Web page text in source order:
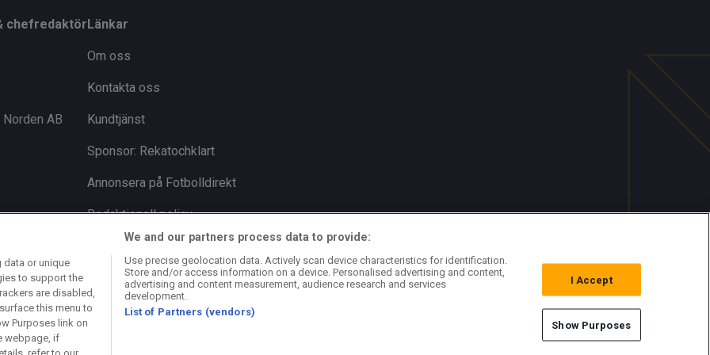
chefredaktör
AB
Länkar
Om oss
Kontakta oss
Kundtjänst
Sponsor: Rekatochklart
Annonsera på Fotbolldirekt
Redaktionell policy
Personuppgiftspolicy
Cookiepolicy
Arkiv
data or unique
to support the
are disabled,
this menu to
Purposes link on
webpage, if
We and our partners process data to provide:
Use precise geolocation data. Actively scan device characteristics for identification.
Store and/or access information on a device. Personalised advertising and content,
advertising and content measurement, audience research and services
development.
List of Partners (vendors)
I Accept
Show Purposes